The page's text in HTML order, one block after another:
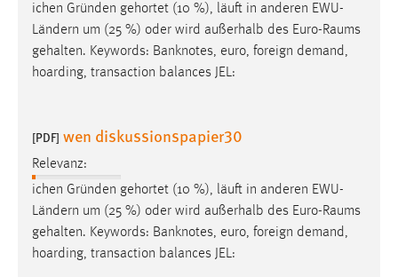
ichen Gründen gehortet (10 %), läuft in anderen EWU-
Ländern um (25 %) oder wird außerhalb des Euro-Raums
gehalten. Keywords: Banknotes, euro, foreign demand,
hoarding, transaction balances JEL:
[PDF] wen diskussionspapier30
Relevanz:
ichen Gründen gehortet (10 %), läuft in anderen EWU-
Ländern um (25 %) oder wird außerhalb des Euro-Raums
gehalten. Keywords: Banknotes, euro, foreign demand,
hoarding, transaction balances JEL: